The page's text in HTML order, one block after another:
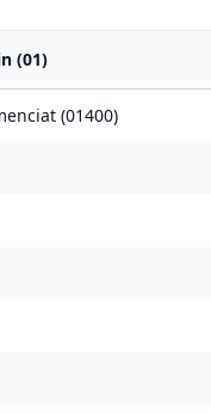
(01)
(01400)